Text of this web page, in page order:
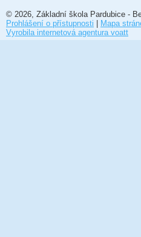
© 2026, Základní škola Pardubice -
Prohlášení o přístupnosti | Mapa
Vyrobila internetová agentura voatt